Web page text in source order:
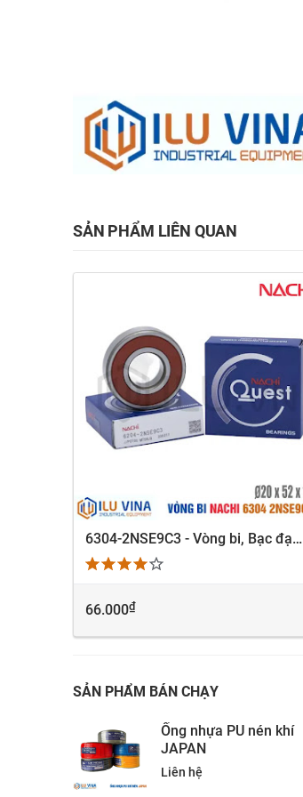
SẢN PHẨM LIÊN QUAN
XEM NHANH 6304-2NSE9C3 - Vòng bi, Bạc đạn, Bearing Nachi 6304-2NSE9C3
66.000₫
SẢN PHẨM BÁN CHẠY
Ống nhựa PU nén khí
JAPAN
Liên hệ